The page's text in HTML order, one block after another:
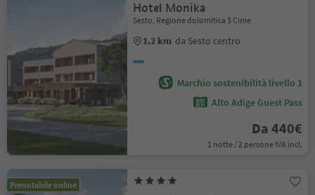
Hotel Monika
Sesto, Regione dolomitica 3 Cime
1.2 km da Sesto centro
Marchio sostenibilità livello 1
Alto Adige Guest Pass
Da 440€
1 notte / 2 persone IVA incl.
Prenotabile online